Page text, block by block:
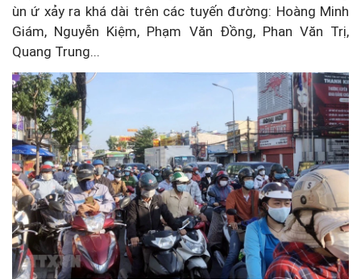
ùn ứ xảy ra khá dài trên các tuyến đường: Hoàng Minh
Giám, Nguyễn Kiệm, Phạm Văn Đồng, Phan Văn Trị,
Quang Trung...